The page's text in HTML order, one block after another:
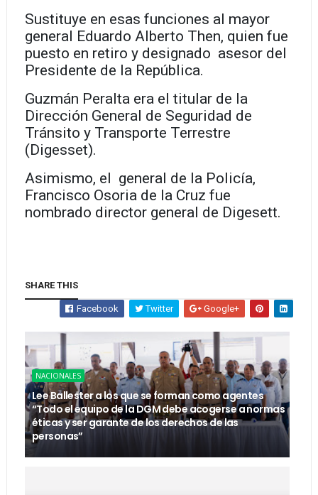
Sustituye en esas funciones al mayor
general Eduardo Alberto Then, quien fue
puesto en retiro y designado asesor del
Presidente de la República.
Guzmán Peralta era el titular de la
Dirección General de Seguridad de
Tránsito y Transporte Terrestre
(Digesset).
Asimismo, el general de la Policía,
Francisco Osoria de la Cruz fue
nombrado director general de Digesett.
SHARE THIS
Facebook Twitter Google+
NACIONALES
Lee Ballester a los que se forman como agentes
“Todo el equipo de la DGM debe acogerse a normas
éticas y ser garante de los derechos de las
personas”